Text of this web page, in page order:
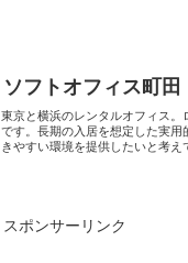
ソフトオフィス町田
東京と横浜のレンタルオフィス。
です。長期の入居を想定した実
きやすい環境を提供したいと考え
スポンサーリンク